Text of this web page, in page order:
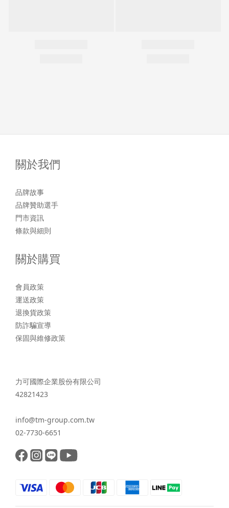
關於我們
品牌故事
品牌贊助選手
門市資訊
條款與細則
關於購買
會員政策
運送政策
退換貨政策
防詐騙宣導
保固與維修政策
力可國際企業股份有限公司
42821423
info@tm-group.com.tw
02-7730-6651